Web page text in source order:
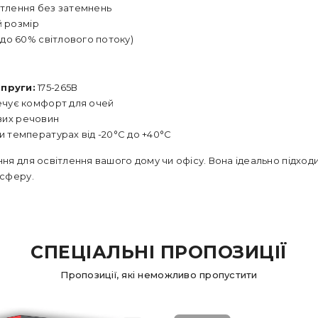
без затемнень
розмір
60% світлового потоку)
175-265В
комфорт для очей
речовин
від -20°C до +40°C
для освітлення вашого дому чи офісу. Вона ідеально
СПЕЦІАЛЬНІ ПРОПОЗИЦІЇ
Пропозиції, які неможливо пропустити